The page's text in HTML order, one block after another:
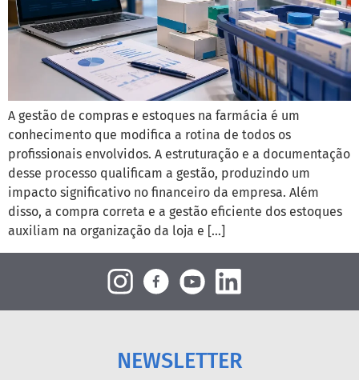
A gestão de compras e estoques na farmácia é um
conhecimento que modifica a rotina de todos os
profissionais envolvidos. A estruturação e a documentação
desse processo qualificam a gestão, produzindo um
impacto significativo no financeiro da empresa. Além
disso, a compra correta e a gestão eficiente dos estoques
auxiliam na organização da loja e […]
NEWSLETTER